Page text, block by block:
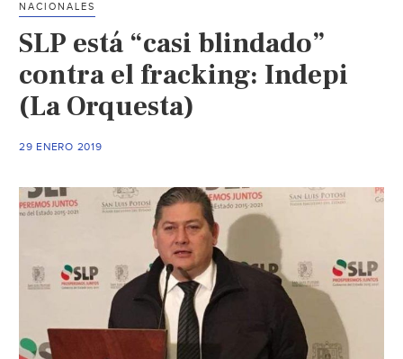
desmiente
a
Nahle
(Eje
NACIONALES
SLP está “casi blindado”
contra el fracking: Indepi
(La Orquesta)
29 ENERO 2019